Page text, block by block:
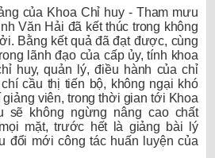
của Khoa Chỉ huy - Tham mưu
Văn Hải đã kết thúc trong không
Bằng kết quả đã đạt được, cùng
lãnh đạo của cấp ủy, tính khoa
huy, quản lý, điều hành của chỉ
cầu thị tiến bộ, không ngại khó
giảng viên, trong thời gian tới Khoa
sẽ không ngừng nâng cao chất
mặt, trước hết là giảng bài lý
đổi mới công tác huấn luyện của